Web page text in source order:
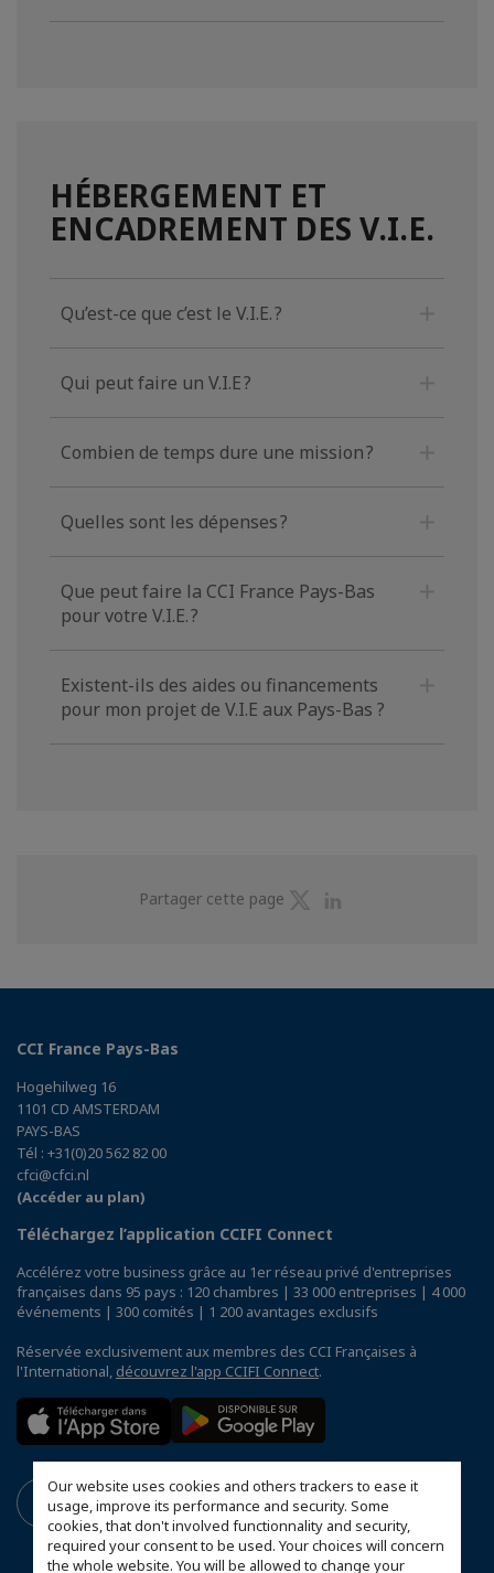
Our website uses cookies and others trackers to ease it
usage, improve its performance and security. Some
cookies, that don't involved functionnality and security,
required your consent to be used. Your choices will concern
the whole website. You will be allowed to change your
HÉBERGEMENT ET
ENCADREMENT DES V.I.E.
Qu’est-ce que c’est le V.I.E. ?
Qui peut faire un V.I.E ?
Combien de temps dure une mission ?
Quelles sont les dépenses ?
Que peut faire la CCI France Pays-Bas
pour votre V.I.E. ?
Existent-ils des aides ou financements
pour mon projet de V.I.E aux Pays-Bas ?
Partager cette page
Partager
CCI France Pays-Bas
Hogehilweg 16
1101 CD AMSTERDAM
PAYS-BAS
Tél : +31(0)20 562 82 00
cfci@cfci.nl
(Accéder au plan)
Téléchargez l’application CCIFI Connect
Accélérez votre business grâce au 1er réseau privé d'entreprises
françaises dans 95 pays : 120 chambres | 33 000 entreprises | 4 000
événements | 300 comités | 1 200 avantages exclusifs
Réservée exclusivement aux membres des CCI Françaises à
l'International, découvrez l'app CCIFI Connect.